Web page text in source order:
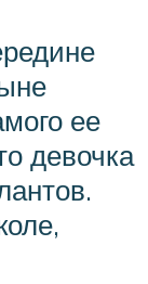
ее
девочка